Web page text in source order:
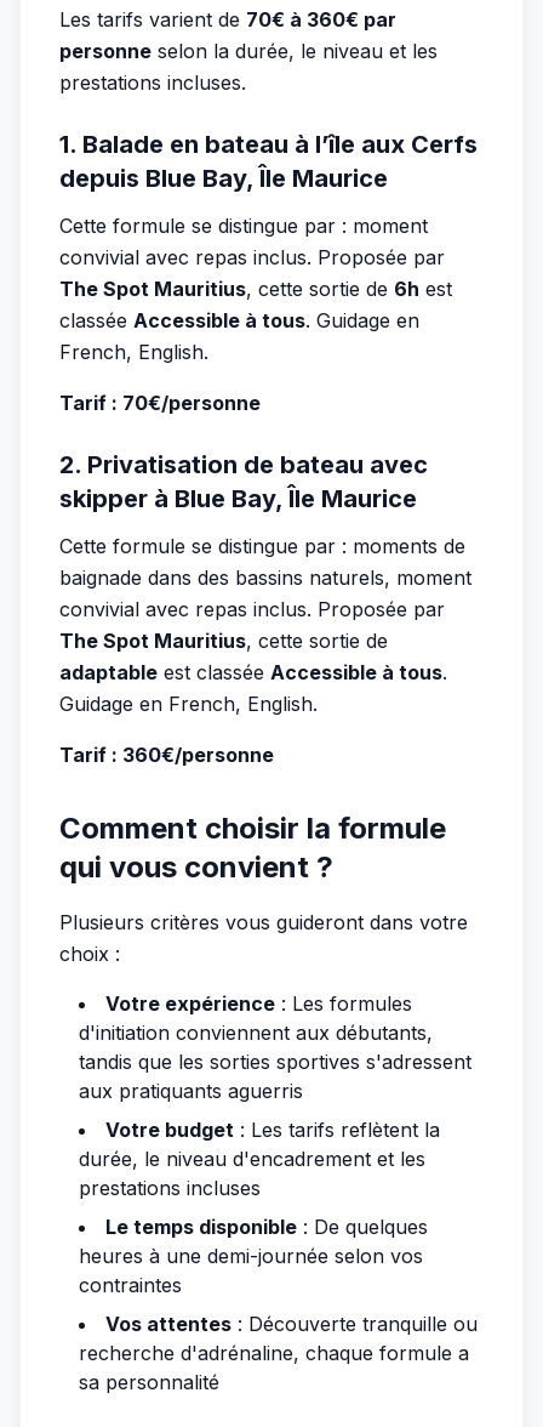
Les tarifs varient de 70€ à 360€ par
personne selon la durée, le niveau et les
prestations incluses.
1. Balade en bateau à l’île aux Cerfs
depuis Blue Bay, Île Maurice
Cette formule se distingue par : moment
convivial avec repas inclus. Proposée par
The Spot Mauritius, cette sortie de 6h est
classée Accessible à tous. Guidage en
French, English.
Tarif : 70€/personne
2. Privatisation de bateau avec
skipper à Blue Bay, Île Maurice
Cette formule se distingue par : moments de
baignade dans des bassins naturels, moment
convivial avec repas inclus. Proposée par
The Spot Mauritius, cette sortie de
adaptable est classée Accessible à tous.
Guidage en French, English.
Tarif : 360€/personne
Comment choisir la formule
qui vous convient ?
Plusieurs critères vous guideront dans votre
choix :
Votre expérience : Les formules
d'initiation conviennent aux débutants,
tandis que les sorties sportives s'adressent
aux pratiquants aguerris
Votre budget : Les tarifs reflètent la
durée, le niveau d'encadrement et les
prestations incluses
Le temps disponible : De quelques
heures à une demi-journée selon vos
contraintes
Vos attentes : Découverte tranquille ou
recherche d'adrénaline, chaque formule a
sa personnalité